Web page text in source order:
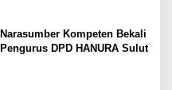
Narasumber Kompeten Bekali
Pengurus DPD HANURA Sulut